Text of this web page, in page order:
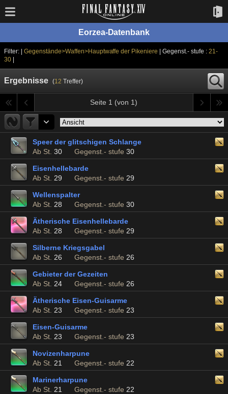
Eorzea-Datenbank
Filter: | Gegenstände>Waffen>Hauptwaffe der Pikeniere | Gegenst.- stufe : 21-
30|
Ergebnisse (12 Treffer)
Seite 1 (von 1)
Speer der glitschigen Schlange
Ab St. 30 Gegenst.- stufe 30
Eisenhellebarde
Ab St. 29 Gegenst.- stufe 29
Wellenspalter
Ab St. 28 Gegenst.- stufe 30
Ätherische Eisenhellebarde
Ab St. 28 Gegenst.- stufe 29
Silberne Kriegsgabel
Ab St. 26 Gegenst.- stufe 26
Gebieter der Gezeiten
Ab St. 24 Gegenst.- stufe 26
Ätherische Eisen-Guisarme
Ab St. 23 Gegenst.- stufe 23
Eisen-Guisarme
Ab St. 23 Gegenst.- stufe 23
Novizenharpune
Ab St. 21 Gegenst.- stufe 22
Marinerharpune
Ab St. 21 Gegenst.- stufe 22